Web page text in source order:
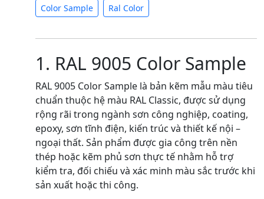
Color Sample
Ral Color
1. RAL 9005 Color Sample
RAL 9005 Color Sample là bản kẽm mẫu màu tiêu
chuẩn thuộc hệ màu RAL Classic, được sử dụng
rộng rãi trong ngành sơn công nghiệp, coating,
epoxy, sơn tĩnh điện, kiến trúc và thiết kế nội –
ngoại thất. Sản phẩm được gia công trên nền
thép hoặc kẽm phủ sơn thực tế nhằm hỗ trợ
kiểm tra, đối chiếu và xác minh màu sắc trước khi
sản xuất hoặc thi công.